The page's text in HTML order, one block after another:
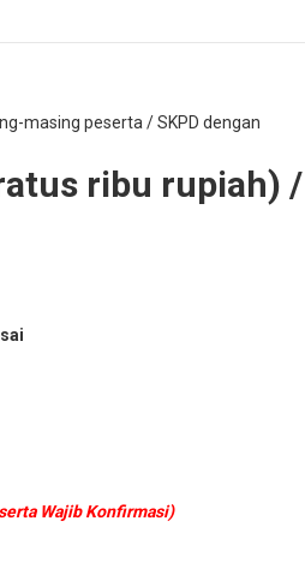
masing peserta / SKPD dengan
ribu rupiah) /
Wajib Konfirmasi)